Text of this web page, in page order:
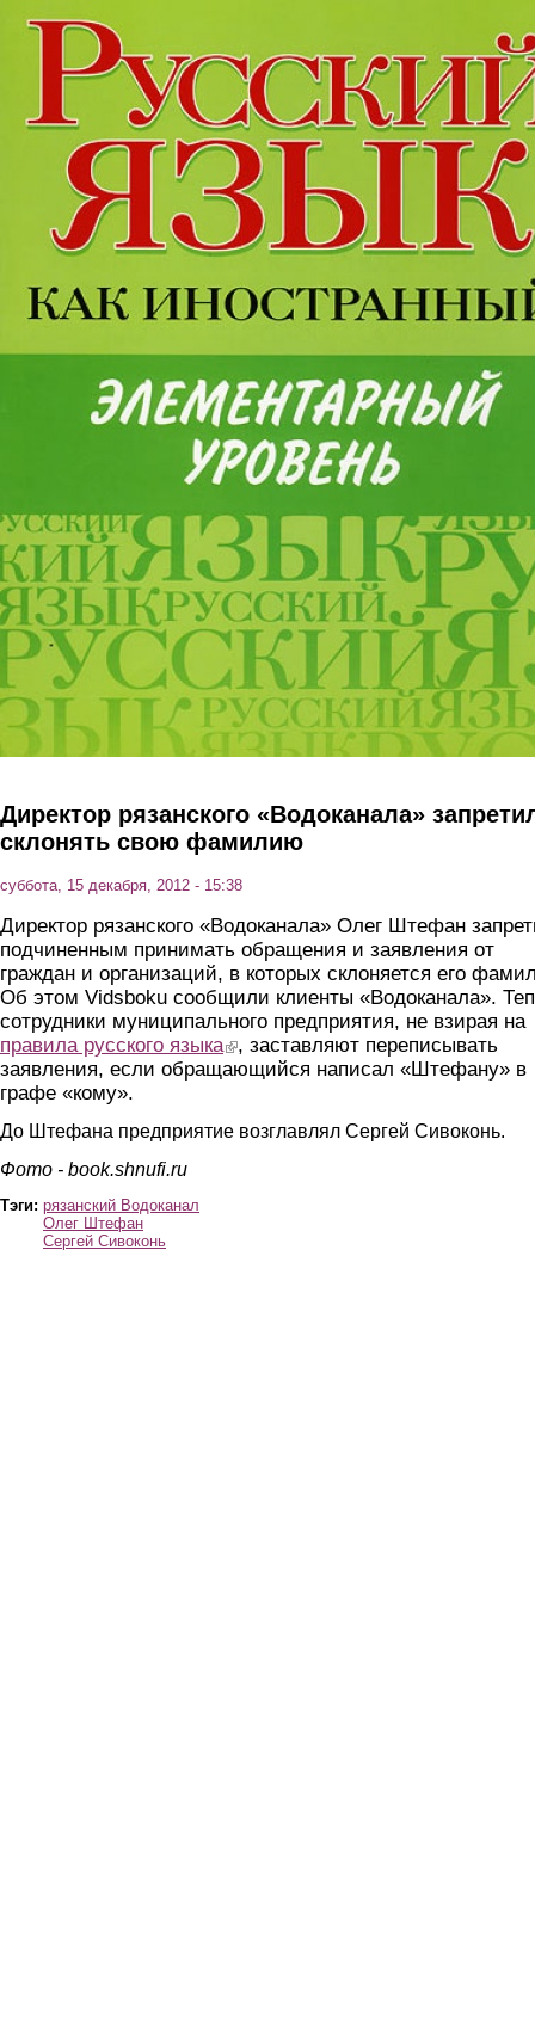
Директор рязанского «Водоканала»
склонять свою фамилию
суббота, 15 декабря, 2012 - 15:38
Директор рязанского «Водоканала» Олег Штефан
подчиненным принимать обращения и заявления от
граждан и организаций, в которых склоняется его
Об этом Vidsboku сообщили клиенты «Водоканала».
сотрудники муниципального предприятия, не взирая на
правила русского языка(link is external)
, заставляют переписывать
заявления, если обращающийся написал «Штефану» в
графе «кому».
До Штефана предприятие возглавлял Сергей Сивоконь.
Фото - book.shnufi.ru
Тэги: рязанский Водоканал
Олег Штефан
Сергей Сивоконь